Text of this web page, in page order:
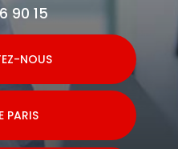
90 15
NOUS
PARIS